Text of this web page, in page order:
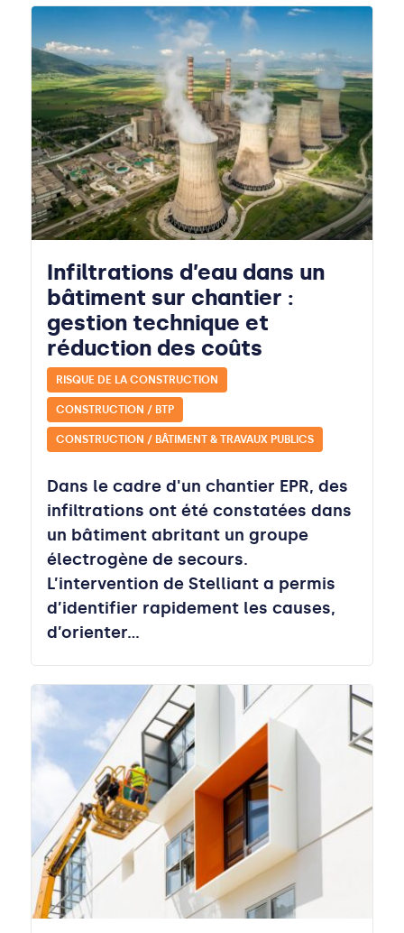
Infiltrations d’eau dans un
bâtiment sur chantier :
gestion technique et
réduction des coûts
RISQUE DE LA CONSTRUCTION
CONSTRUCTION / BTP
CONSTRUCTION / BÂTIMENT & TRAVAUX PUBLICS
Dans le cadre d'un chantier EPR, des
infiltrations ont été constatées dans
un bâtiment abritant un groupe
électrogène de secours.
L’intervention de Stelliant a permis
d’identifier rapidement les causes,
d’orienter…